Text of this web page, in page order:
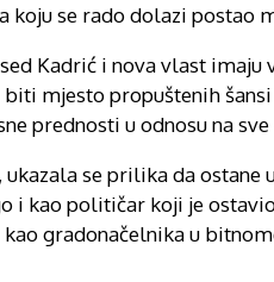
se rado dolazi postao
Kadrić i nova vlast
mjesto propuštenih
prednosti u odnosu na
se prilika da
i kao političar koji je
gradonačelnika u